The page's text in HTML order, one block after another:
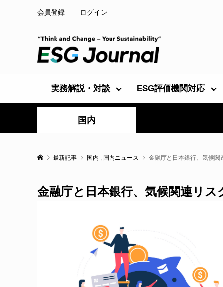
会員登録 ログイン
実務解説・対談 ESG評価機関対応
国内
最新記事 国内 , 国内ニュース 金融庁と日本銀行、気候関
金融庁と日本銀行、気候関連リ